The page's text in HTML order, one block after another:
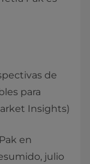
de
para
Insights)
en
julio